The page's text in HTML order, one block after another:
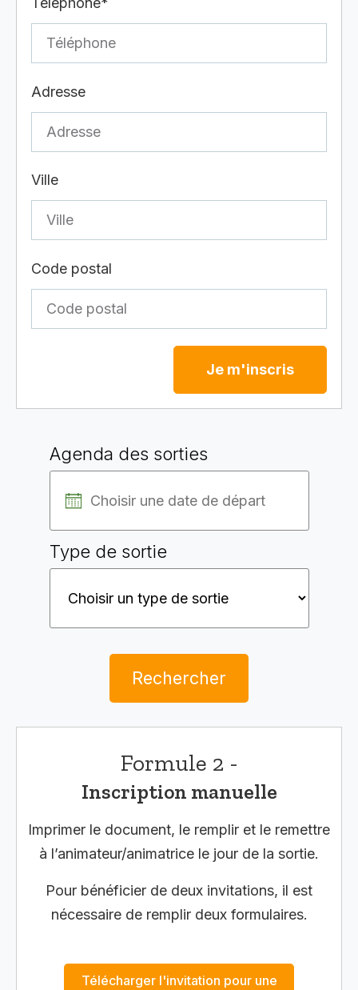
Adresse
Ville
Code postal
Je m'inscris
Agenda des sorties
Type de sortie
Rechercher
Formule 2 -
Inscription manuelle
Imprimer le document, le remplir et le remettre
à l’animateur/animatrice le jour de la sortie.
Pour bénéficier de deux invitations, il est
nécessaire de remplir deux formulaires.
Télécharger l'invitation pour une